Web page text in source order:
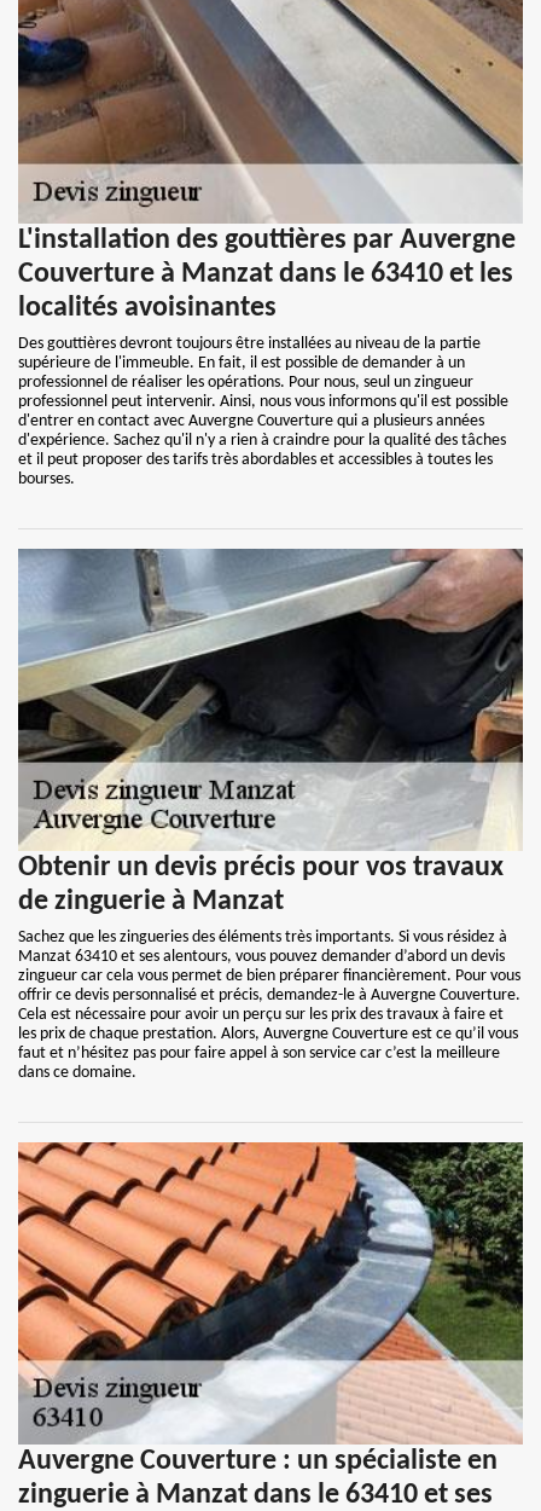
L'installation des gouttières par Auvergne
Couverture à Manzat dans le 63410 et les
localités avoisinantes
Des gouttières devront toujours être installées au niveau de la partie
supérieure de l'immeuble. En fait, il est possible de demander à un
professionnel de réaliser les opérations. Pour nous, seul un zingueur
professionnel peut intervenir. Ainsi, nous vous informons qu'il est possible
d'entrer en contact avec Auvergne Couverture qui a plusieurs années
d'expérience. Sachez qu'il n'y a rien à craindre pour la qualité des tâches
et il peut proposer des tarifs très abordables et accessibles à toutes les
bourses.
Obtenir un devis précis pour vos travaux
de zinguerie à Manzat
Sachez que les zingueries des éléments très importants. Si vous résidez à
Manzat 63410 et ses alentours, vous pouvez demander d’abord un devis
zingueur car cela vous permet de bien préparer financièrement. Pour vous
offrir ce devis personnalisé et précis, demandez-le à Auvergne Couverture.
Cela est nécessaire pour avoir un perçu sur les prix des travaux à faire et
les prix de chaque prestation. Alors, Auvergne Couverture est ce qu’il vous
faut et n’hésitez pas pour faire appel à son service car c’est la meilleure
dans ce domaine.
Auvergne Couverture : un spécialiste en
zinguerie à Manzat dans le 63410 et ses